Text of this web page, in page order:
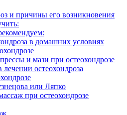
и причины его возникновения
в домашних условиях
и мази при остеохондрозе
остеохондроза
или Ляпко
при остеохондрозе